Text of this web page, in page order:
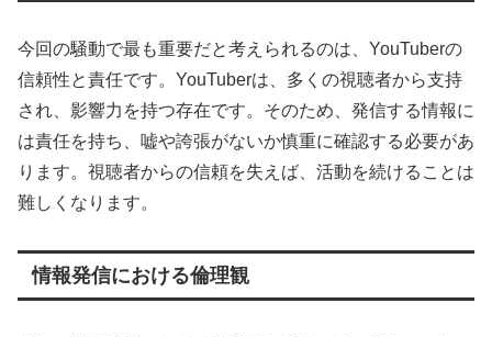
今回の騒動で最も重要だと考えられるのは、YouTuberの
信頼性と責任です。YouTuberは、多くの視聴者から支持
され、影響力を持つ存在です。そのため、発信する情報に
は責任を持ち、嘘や誇張がないか慎重に確認する必要があ
ります。視聴者からの信頼を失えば、活動を続けることは
難しくなります。
情報発信における倫理観